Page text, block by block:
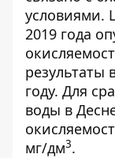
условиями.
2019 года
результаты
году. Для
воды в
мг/дм3.